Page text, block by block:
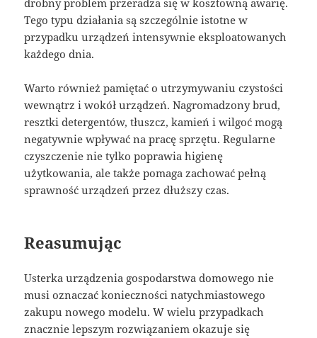
Tego typu działania są szczególnie istotne w
przypadku urządzeń intensywnie eksploatowanych
każdego dnia.
Warto również pamiętać o utrzymywaniu czystości
wewnątrz i wokół urządzeń. Nagromadzony brud,
resztki detergentów, tłuszcz, kamień i wilgoć mogą
negatywnie wpływać na pracę sprzętu. Regularne
czyszczenie nie tylko poprawia higienę
użytkowania, ale także pomaga zachować pełną
sprawność urządzeń przez dłuższy czas.
Reasumując
Usterka urządzenia gospodarstwa domowego nie
musi oznaczać konieczności natychmiastowego
zakupu nowego modelu. W wielu przypadkach
znacznie lepszym rozwiązaniem okazuje się